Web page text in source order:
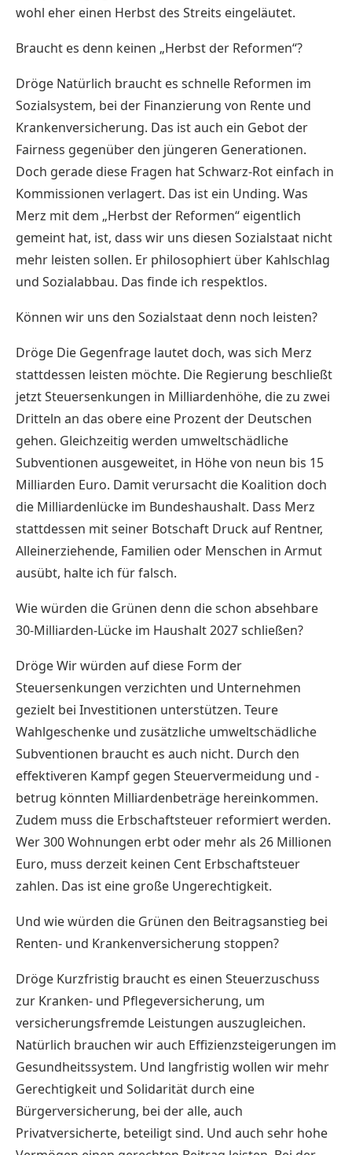
wohl eher einen Herbst des Streits eingeläutet.
Braucht es denn keinen „Herbst der Reformen“?
Dröge Natürlich braucht es schnelle Reformen im
Sozialsystem, bei der Finanzierung von Rente und
Krankenversicherung. Das ist auch ein Gebot der
Fairness gegenüber den jüngeren Generationen.
Doch gerade diese Fragen hat Schwarz-Rot einfach in
Kommissionen verlagert. Das ist ein Unding. Was
Merz mit dem „Herbst der Reformen“ eigentlich
gemeint hat, ist, dass wir uns diesen Sozialstaat nicht
mehr leisten sollen. Er philosophiert über Kahlschlag
und Sozialabbau. Das finde ich respektlos.
Können wir uns den Sozialstaat denn noch leisten?
Dröge Die Gegenfrage lautet doch, was sich Merz
stattdessen leisten möchte. Die Regierung beschließt
jetzt Steuersenkungen in Milliardenhöhe, die zu zwei
Dritteln an das obere eine Prozent der Deutschen
gehen. Gleichzeitig werden umweltschädliche
Subventionen ausgeweitet, in Höhe von neun bis 15
Milliarden Euro. Damit verursacht die Koalition doch
die Milliardenlücke im Bundeshaushalt. Dass Merz
stattdessen mit seiner Botschaft Druck auf Rentner,
Alleinerziehende, Familien oder Menschen in Armut
ausübt, halte ich für falsch.
Wie würden die Grünen denn die schon absehbare
30-Milliarden-Lücke im Haushalt 2027 schließen?
Dröge Wir würden auf diese Form der
Steuersenkungen verzichten und Unternehmen
gezielt bei Investitionen unterstützen. Teure
Wahlgeschenke und zusätzliche umweltschädliche
Subventionen braucht es auch nicht. Durch den
effektiveren Kampf gegen Steuervermeidung und -
betrug könnten Milliardenbeträge hereinkommen.
Zudem muss die Erbschaftsteuer reformiert werden.
Wer 300 Wohnungen erbt oder mehr als 26 Millionen
Euro, muss derzeit keinen Cent Erbschaftsteuer
zahlen. Das ist eine große Ungerechtigkeit.
Und wie würden die Grünen den Beitragsanstieg bei
Renten- und Krankenversicherung stoppen?
Dröge Kurzfristig braucht es einen Steuerzuschuss
zur Kranken- und Pflegeversicherung, um
versicherungsfremde Leistungen auszugleichen.
Natürlich brauchen wir auch Effizienzsteigerungen im
Gesundheitssystem. Und langfristig wollen wir mehr
Gerechtigkeit und Solidarität durch eine
Bürgerversicherung, bei der alle, auch
Privatversicherte, beteiligt sind. Und auch sehr hohe